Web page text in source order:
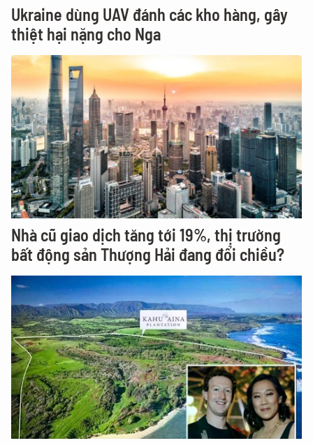
Ukraine dùng UAV đánh các kho hàng, gây
thiệt hại nặng cho Nga
Nhà cũ giao dịch tăng tới 19%, thị trường
bất động sản Thượng Hải đang đổi chiều?